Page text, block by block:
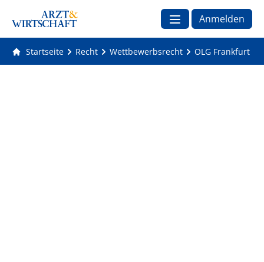
Anmelden
Startseite Recht Wettbewerbsrecht OLG Frankfurt